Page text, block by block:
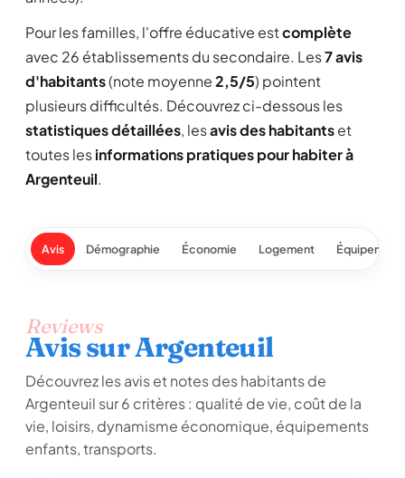
Pour les familles, l'offre éducative estcomplète
avec 26 établissements du secondaire. Les7 avis
d'habitants(note moyenne2,5/5) pointent
plusieurs difficultés. Découvrez ci-dessous les
statistiques détaillées, lesavis des habitantset
toutes lesinformations pratiques pour habiter à
Argenteuil.
Avis Démographie Économie Logement
Reviews
Avis sur Argenteuil
Découvrez les avis et notes des habitants de
Argenteuil sur 6 critères : qualité de vie, coût de la
vie, loisirs, dynamisme économique, équipements
enfants, transports.